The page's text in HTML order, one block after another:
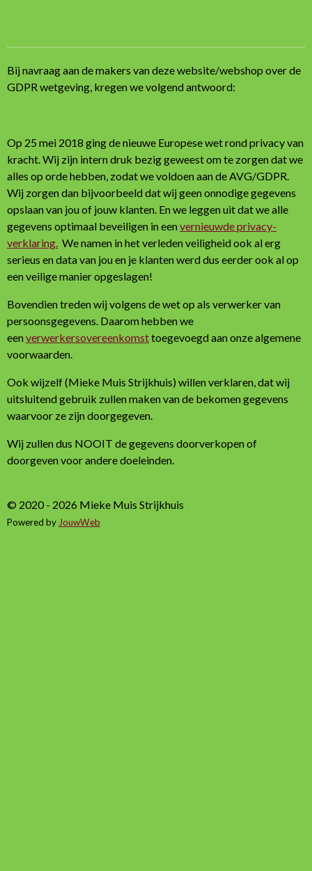
Bij navraag aan de makers van deze website/webshop over de
GDPR wetgeving, kregen we volgend antwoord:
Op 25 mei 2018 ging de nieuwe Europese wet rond privacy van
kracht. Wij zijn intern druk bezig geweest om te zorgen dat we
alles op orde hebben, zodat we voldoen aan de AVG/GDPR.
Wij zorgen dan bijvoorbeeld dat wij geen onnodige gegevens
opslaan van jou of jouw klanten. En we leggen uit dat we alle
gegevens optimaal beveiligen in eenvernieuwde privacy-
verklaring. We namen in het verleden veiligheid ook al erg
serieus en data van jou en je klanten werd dus eerder ook al op
een veilige manier opgeslagen!
Bovendien treden wij volgens de wet op als verwerker van
persoonsgegevens. Daarom hebben we
eenverwerkersovereenkomsttoegevoegd aan onze algemene
voorwaarden.
Ook wijzelf (Mieke Muis Strijkhuis) willen verklaren, dat wij
uitsluitend gebruik zullen maken van de bekomen gegevens
waarvoor ze zijn doorgegeven.
Wij zullen dus NOOIT de gegevens doorverkopen of
doorgeven voor andere doeleinden.
© 2020 - 2026 Mieke Muis Strijkhuis
Powered by JouwWeb